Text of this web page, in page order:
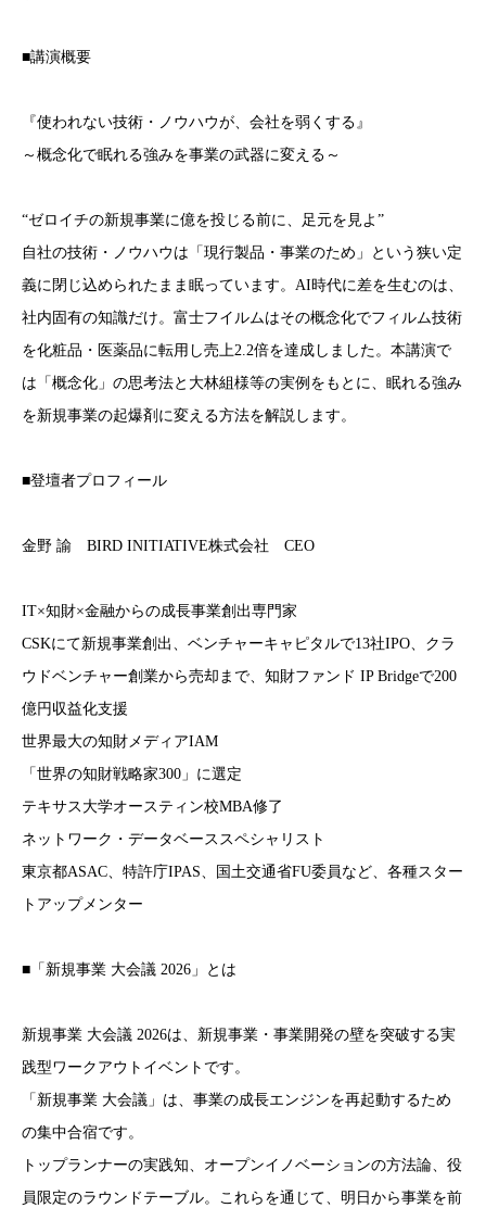
■講演概要
『使われない技術・ノウハウが、会社を弱くする』
～概念化で眠れる強みを事業の武器に変える～
“ゼロイチの新規事業に億を投じる前に、足元を見よ”
自社の技術・ノウハウは「現行製品・事業のため」という狭い定
義に閉じ込められたまま眠っています。AI時代に差を生むのは、
社内固有の知識だけ。富士フイルムはその概念化でフィルム技術
を化粧品・医薬品に転用し売上2.2倍を達成しました。本講演で
は「概念化」の思考法と大林組様等の実例をもとに、眠れる強み
を新規事業の起爆剤に変える方法を解説します。
■登壇者プロフィール
金野 諭 BIRD INITIATIVE株式会社 CEO
IT×知財×金融からの成長事業創出専門家
CSKにて新規事業創出、ベンチャーキャピタルで13社IPO、クラ
ウドベンチャー創業から売却まで、知財ファンド IP Bridgeで200
億円収益化支援
世界最大の知財メディアIAM
「世界の知財戦略家300」に選定
テキサス大学オースティン校MBA修了
ネットワーク・データベーススペシャリスト
東京都ASAC、特許庁IPAS、国土交通省FU委員など、各種スター
トアップメンター
■「新規事業 大会議 2026」とは
新規事業 大会議 2026は、新規事業・事業開発の壁を突破する実
践型ワークアウトイベントです。
「新規事業 大会議」は、事業の成長エンジンを再起動するため
の集中合宿です。
トップランナーの実践知、オープンイノベーションの方法論、役
員限定のラウンドテーブル。これらを通じて、明日から事業を前